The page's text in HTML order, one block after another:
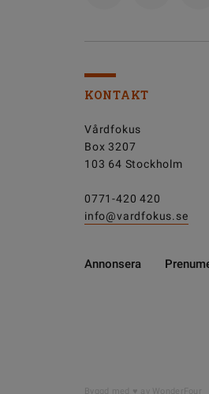
KONTAKT
Vårdfokus
Box 3207
103 64 Stockholm
0771-420 420
info@vardfokus.se
Annonsera
Byggd med av WonderFour